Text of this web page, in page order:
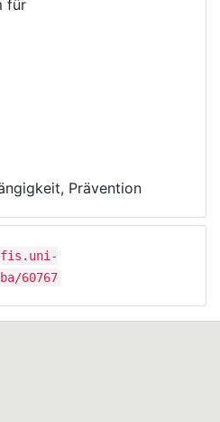
Einsatz von nasalem
in Notfallsituationen bei
werden.
Prävention
60767